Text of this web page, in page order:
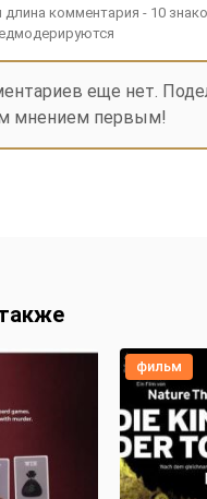
комментария - 10
еще нет.
мнением первым!
фильм